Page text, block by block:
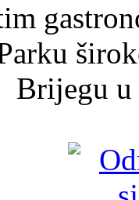
Brijegu u